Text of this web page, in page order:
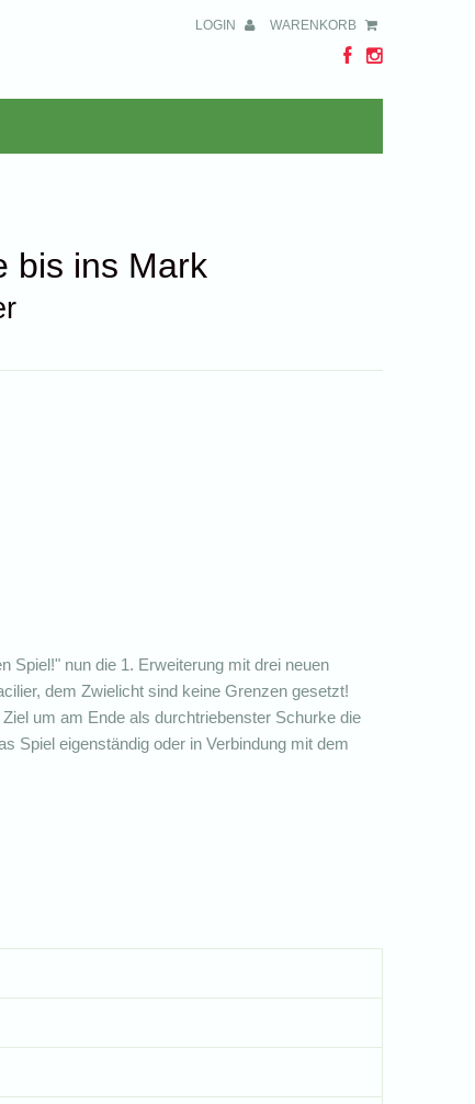
LOGIN WARENKORB
bis ins Mark
Spiel!" nun die 1. Erweiterung mit drei neuen
dem Zwielicht sind keine Grenzen gesetzt!
um am Ende als durchtriebenster Schurke die
Spiel eigenständig oder in Verbindung mit dem